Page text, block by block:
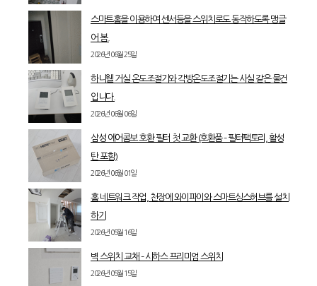
스마트홈을 이용하여 센서등을 스위치로도 동작하도록 맹글
어 봄.
2026년 06월 25일
하니웰 거실 온도조절기와 각방온도조절기는 사실 같은 물건
입니다.
2026년 06월 06일
삼성 에어콤보 호환 필터 첫 교환 (호환품 – 필터팩토리, 활성
탄 포함)
2026년 06월 01일
홈 네트워크 작업, 천장에 와이파이와 스마트싱스허브를 설치
하기
2026년 05월 16일
벽 스위치 교채 – 시하스 프리미엄 스위치
2026년 05월 15일